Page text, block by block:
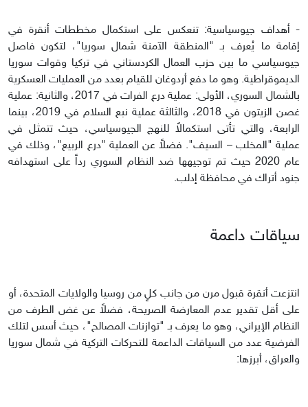
- أهداف جيوسياسية: تنعكس على استكمال مخططات أنقرة في
إقامة ما يُعرف بـ "المنطقة الآمنة شمال سوريا"، لتكون فاصل
جيوسياسي ما بين حزب العمال الكردستاني في تركيا وقوات سوريا
الديموقراطية. وهو ما دفع أردوغان للقيام بعدد من العمليات العسكرية
بالشمال السوري، الأولى: عملية درع الفرات في 2017، والثانية: عملية
غصن الزيتون في 2018، والثالثة عملية نبع السلام في 2019، بينما
الرابعة، والتي تأتى استكمالاً للنهج الجيوسياسي، حيث تتمثل في
عملية "المخلب – السيف". فضلاً عن العملية "درع الربيع"، وذلك في
عام 2020 حيث تم توجيهها ضد النظام السوري رداً على استهدافه
جنود أتراك في محافظة إدلب.
سياقات داعمة
انتزعت أنقرة قبول مرن من جانب كلٍ من روسيا والولايات المتحدة، أو
على أقل تقدير عدم المعارضة الصريحة، فضلاً عن غض الطرف من
النظام الإيراني، وهو ما يعرف بـ "توازنات المصالح"، حيث أسس لتلك
الفرضية عدد من السياقات الداعمة للتحركات التركية في شمال سوريا
والعراق، أبرزها: